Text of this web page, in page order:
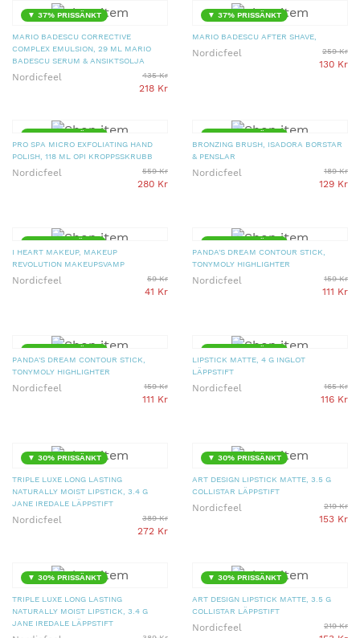
▼ 37% PRISSÄNKT
MARIO BADESCU CORRECTIVE
COMPLEX EMULSION, 29 ML MARIO
BADESCU SERUM & ANSIKTSOLJA
Nordicfeel 435 Kr
218 Kr
▼ 37% PRISSÄNKT
MARIO BADESCU AFTER SHAVE,
Nordicfeel 259 Kr
130 Kr
▼ 37% PRISSÄNKT
PRO SPA MICRO EXFOLIATING HAND
POLISH, 118 ML OPI KROPPSSKRUBB
Nordicfeel 559 Kr
280 Kr
▼ 32% PRISSÄNKT
BRONZING BRUSH, ISADORA BORSTAR
& PENSLAR
Nordicfeel 189 Kr
129 Kr
▼ 31% PRISSÄNKT
I HEART MAKEUP, MAKEUP
REVOLUTION MAKEUPSVAMP
Nordicfeel 59 Kr
41 Kr
▼ 30% PRISSÄNKT
PANDA'S DREAM CONTOUR STICK,
TONYMOLY HIGHLIGHTER
Nordicfeel 159 Kr
111 Kr
▼ 30% PRISSÄNKT
PANDA'S DREAM CONTOUR STICK,
TONYMOLY HIGHLIGHTER
Nordicfeel 159 Kr
111 Kr
▼ 30% PRISSÄNKT
LIPSTICK MATTE, 4 G INGLOT
LÄPPSTIFT
Nordicfeel 165 Kr
116 Kr
▼ 30% PRISSÄNKT
TRIPLE LUXE LONG LASTING
NATURALLY MOIST LIPSTICK, 3.4 G
JANE IREDALE LÄPPSTIFT
Nordicfeel 389 Kr
272 Kr
▼ 30% PRISSÄNKT
ART DESIGN LIPSTICK MATTE, 3.5 G
COLLISTAR LÄPPSTIFT
Nordicfeel 219 Kr
153 Kr
▼ 30% PRISSÄNKT
TRIPLE LUXE LONG LASTING
NATURALLY MOIST LIPSTICK, 3.4 G
JANE IREDALE LÄPPSTIFT
▼ 30% PRISSÄNKT
ART DESIGN LIPSTICK MATTE, 3.5 G
COLLISTAR LÄPPSTIFT
Nordicfeel 219 Kr